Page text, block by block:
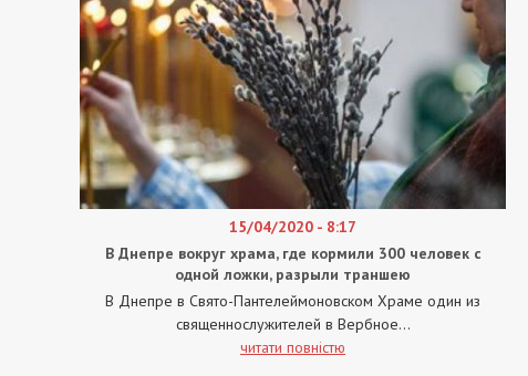
15/04/2020 - 8:17
В Днепре вокруг храма, где кормили 300 человек с
одной ложки, разрыли траншею
В Днепре в Свято-Пантелеймоновском Храме один из
священнослужителей в Вербное...
читати повністю